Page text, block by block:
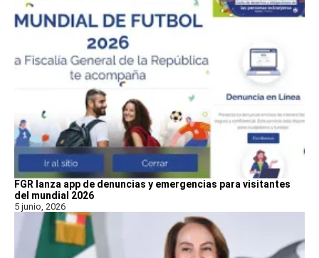
FGR lanza app de denuncias y emergencias para visitantes
del mundial 2026
5 junio, 2026